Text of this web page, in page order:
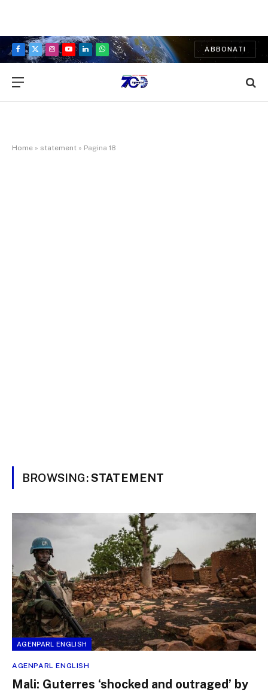
Facebook
X
Instagram
YouTubeLinkedInWhatsApp
ABBONATI
Home » statement » Pagina 18
BROWSING:STATEMENT
AGENPARL ENGLISH
AGENPARL ENGLISH
Mali: Guterres ‘shocked and outraged’ by